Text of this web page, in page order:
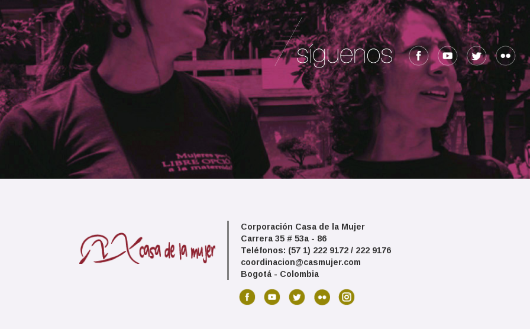
Corporación Casa de la Mujer
Carrera 35 # 53a - 86
Teléfonos: (57 1) 222 9172 / 222 9176
coordinacion@casmujer.com
Bogotá - Colombia